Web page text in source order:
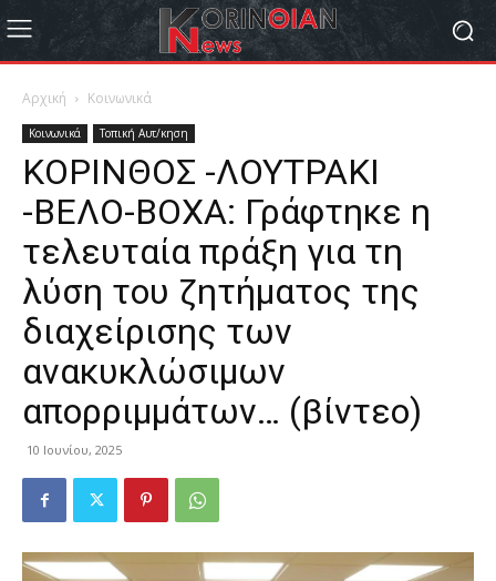
Αρχική Κοινωνικά
Κοινωνικά Τοπική Αυτ/κηση
ΚΟΡΙΝΘΟΣ -ΛΟΥΤΡΑΚΙ
-ΒΕΛΟ-ΒΟΧΑ: Γράφτηκε η
τελευταία πράξη για τη
λύση του ζητήματος της
διαχείρισης των
ανακυκλώσιμων
απορριμμάτων… (βίντεο)
10 Ιουνίου, 2025